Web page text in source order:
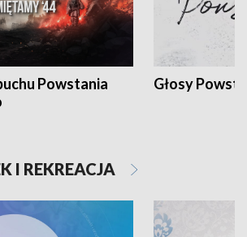
Powstania
Głosy
I REKREACJA